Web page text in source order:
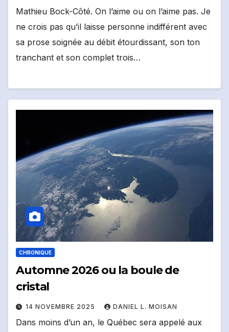
Mathieu Bock-Côté. On l’aime ou on l’aime pas. Je
ne crois pas qu’il laisse personne indifférent avec
sa prose soignée au débit étourdissant, son ton
tranchant et son complet trois…
CHRONIQUE
Automne 2026 ou la boule de
cristal
14 NOVEMBRE 2025 DANIEL L. MOISAN
Dans moins d’un an, le Québec sera appelé aux